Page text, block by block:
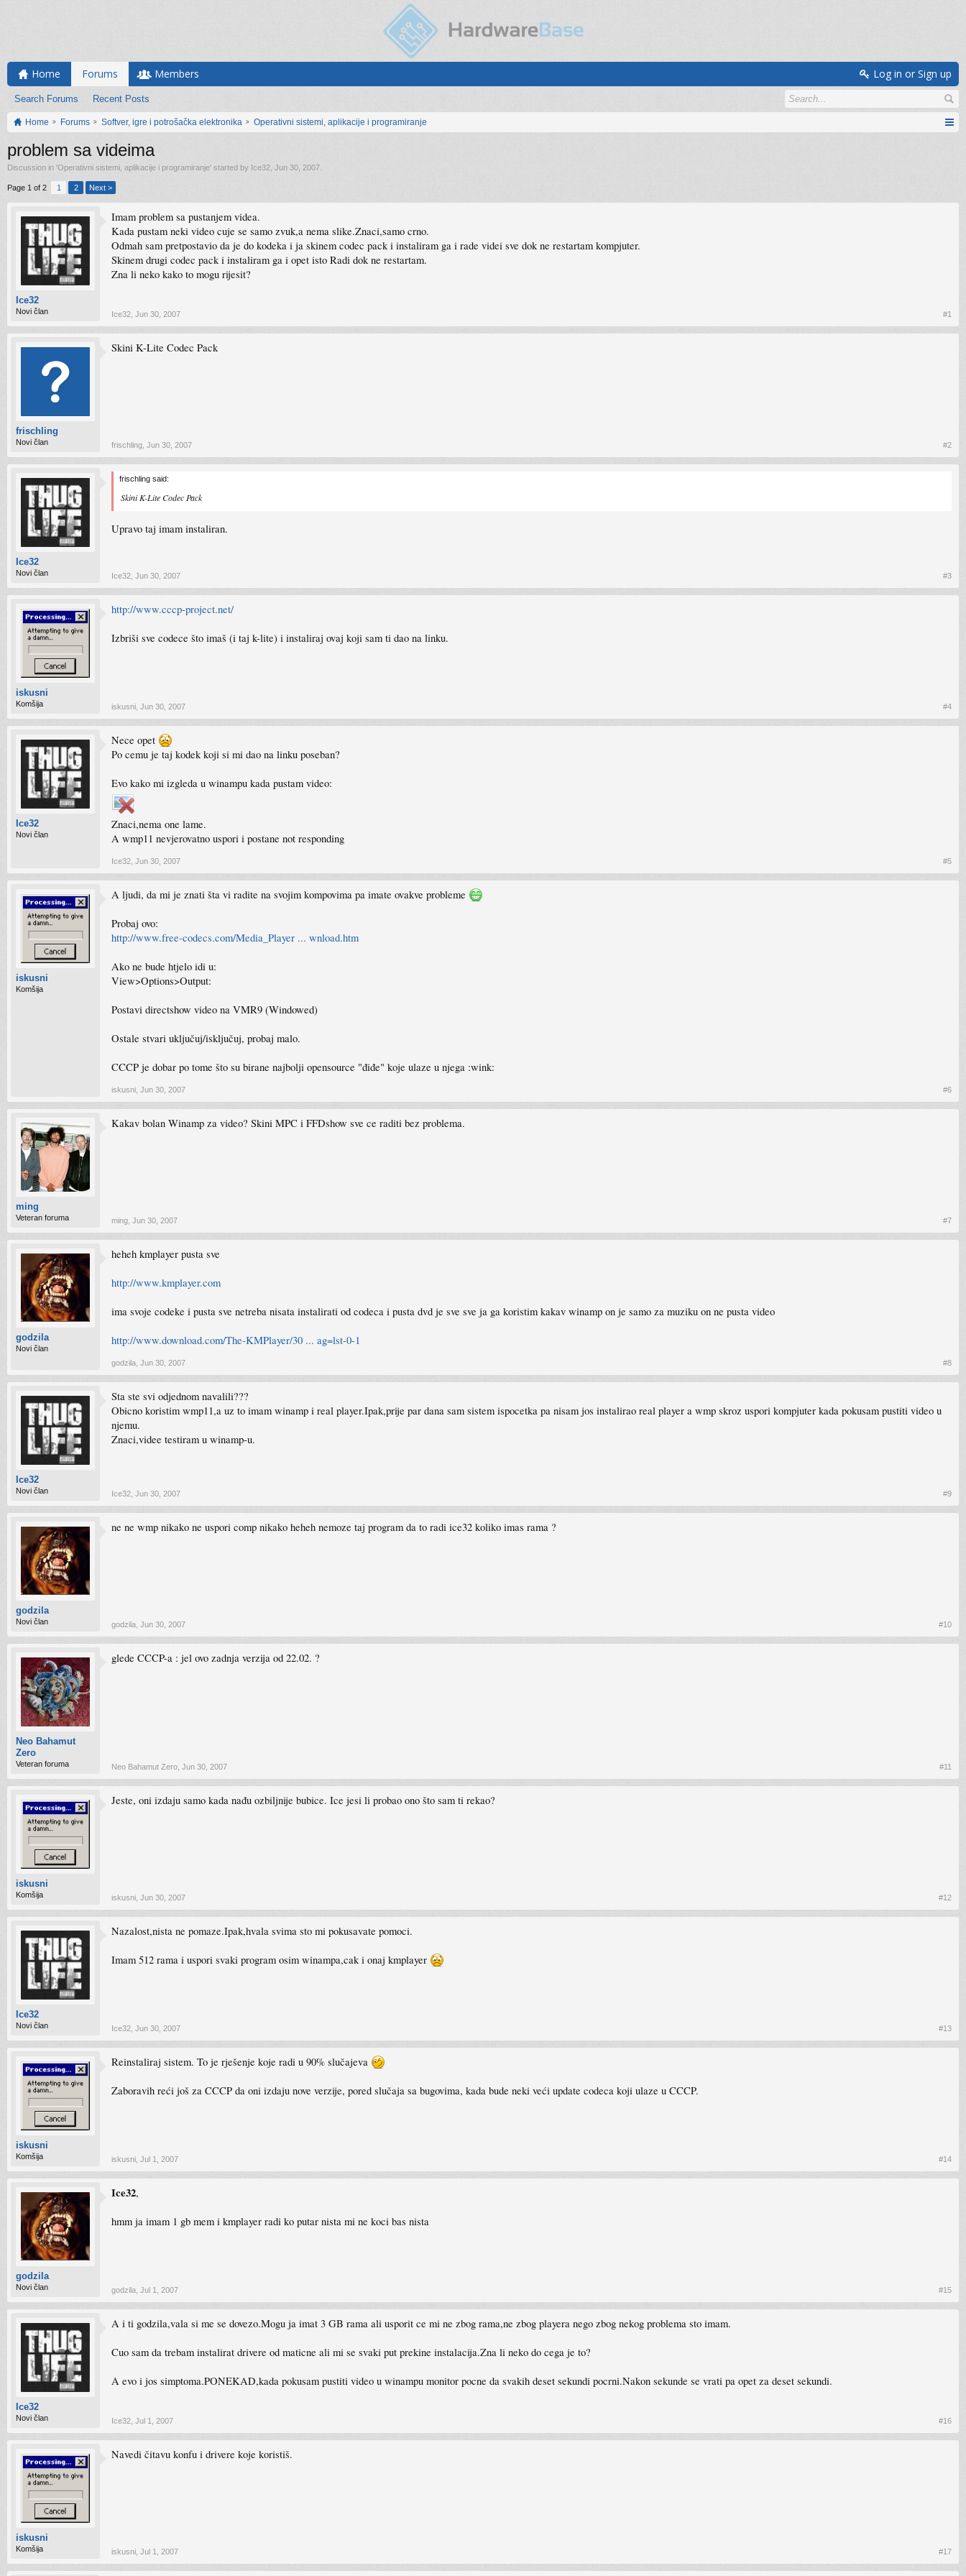
Home Forums
Search Forums Recent Posts
Members Log in or Sign up
Home Forums Softver, igre i potrošačka elektronika Operativni sistemi, aplikacije i programiranje
problem sa videima
Discussion in 'Operativni sistemi, aplikacije i programiranje' started by Ice32 Jun 30, 2007
Page 1 of 2 1 2 Next >
Ice32
Novi član
Imam problem sa pustanjem videa.
Kada pustam neki video cuje se samo zvuk,a nema slike.Znaci,samo crno.
Odmah sam pretpostavio da je do kodeka i ja skinem codec pack i instaliram ga i rade videi sve dok ne restartam kompjuter.
Skinem drugi codec pack i instaliram ga i opet isto Radi dok ne restartam.
Zna li neko kako to mogu rijesit?
Ice32 Jun 30, 2007 #1
frischling
Novi član
Skini K-Lite Codec Pack
frischling Jun 30, 2007 #2
Ice32
Novi član
frischling said:
Skini K-Lite Codec Pack
Upravo taj imam instaliran.
Ice32 Jun 30, 2007 #3
iskusni
Komšija
http://www.cccp-project.net/
Izbriši sve codece što imaš (i taj k-lite) i instaliraj ovaj koji sam ti dao na linku.
iskusni Jun 30, 2007 #4
Ice32
Novi član
Nece opet
Po cemu je taj kodek koji si mi dao na linku poseban?
Evo kako mi izgleda u winampu kada pustam video:
Znaci,nema one lame.
A wmp11 nevjerovatno uspori i postane not responding
Ice32 Jun 30, 2007 #5
iskusni
Komšija
A ljudi, da mi je znati šta vi radite na svojim kompovima pa imate ovakve probleme
Probaj ovo:
http://www.free-codecs.com/Media_Player ... wnload.htm
Ako ne bude htjelo idi u:
View>Options>Output:
Postavi directshow video na VMR9 (Windowed)
Ostale stvari uključuj/isključuj, probaj malo.
CCCP je dobar po tome što su birane najbolji opensource "điđe" koje ulaze u njega :wink:
iskusni Jun 30, 2007 #6
ming
Veteran foruma
Kakav bolan Winamp za video? Skini MPC i FFDshow sve ce raditi bez problema.
ming Jun 30, 2007 #7
godzila
Novi član
heheh kmplayer pusta sve
http://www.kmplayer.com
ima svoje codeke i pusta sve netreba nisata instalirati od codeca i pusta dvd je sve sve ja ga koristim kakav winamp on je samo za muziku on ne pusta video
http://www.download.com/The-KMPlayer/30 ... ag=lst-0-1
godzila Jun 30, 2007 #8
Ice32
Novi član
Sta ste svi odjednom navalili???
Obicno koristim wmp11,a uz to imam winamp i real player.Ipak,prije par dana sam sistem ispocetka pa nisam jos instalirao real player a wmp skroz uspori kompjuter kada pokusam pustiti video u
njemu.
Znaci,videe testiram u winamp-u.
Ice32 Jun 30, 2007 #9
godzila
Novi član
ne ne wmp nikako ne uspori comp nikako heheh nemoze taj program da to radi ice32 koliko imas rama ?
godzila Jun 30, 2007 #10
Neo Bahamut
Zero
Veteran foruma
glede CCCP-a : jel ovo zadnja verzija od 22.02. ?
Neo Bahamut Zero Jun 30, 2007 #11
iskusni
Komšija
Jeste, oni izdaju samo kada nađu ozbiljnije bubice. Ice jesi li probao ono što sam ti rekao?
iskusni Jun 30, 2007 #12
Ice32
Novi član
Nazalost,nista ne pomaze.Ipak,hvala svima sto mi pokusavate pomoci.
Imam 512 rama i uspori svaki program osim winampa,cak i onaj kmplayer
Ice32 Jun 30, 2007 #13
iskusni
Komšija
Reinstaliraj sistem. To je rješenje koje radi u 90% slučajeva
Zaboravih reći još za CCCP da oni izdaju nove verzije, pored slučaja sa bugovima, kada bude neki veći update codeca koji ulaze u CCCP.
iskusni Jul 1, 2007 #14
godzila
Novi član
Ice32,
hmm ja imam 1 gb mem i kmplayer radi ko putar nista mi ne koci bas nista
godzila Jul 1, 2007 #15
Ice32
Novi član
A i ti godzila,vala si me se dovezo.Mogu ja imat 3 GB rama ali usporit ce mi ne zbog rama,ne zbog playera nego zbog nekog problema sto imam.
Cuo sam da trebam instalirat drivere od maticne ali mi se svaki put prekine instalacija.Zna li neko do cega je to?
A evo i jos simptoma.PONEKAD,kada pokusam pustiti video u winampu monitor pocne da svakih deset sekundi pocrni.Nakon sekunde se vrati pa opet za deset sekundi.
Ice32 Jul 1, 2007 #16
iskusni
Komšija
Navedi čitavu konfu i drivere koje koristiš.
iskusni Jul 1, 2007 #17